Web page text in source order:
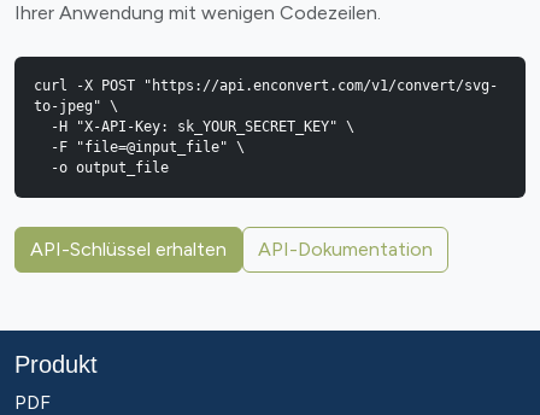
Ihrer Anwendung mit wenigen Codezeilen.
curl -X POST "https://api.enconvert.com/v1/convert/svg-
to-jpeg" \
  -o output_file
API-Schlüssel erhalten API-Dokumentation
Produkt
PDF